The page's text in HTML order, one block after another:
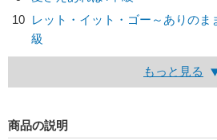
10 レット・イット・ゴー～ありのま
級
もっと見る
商品の説明